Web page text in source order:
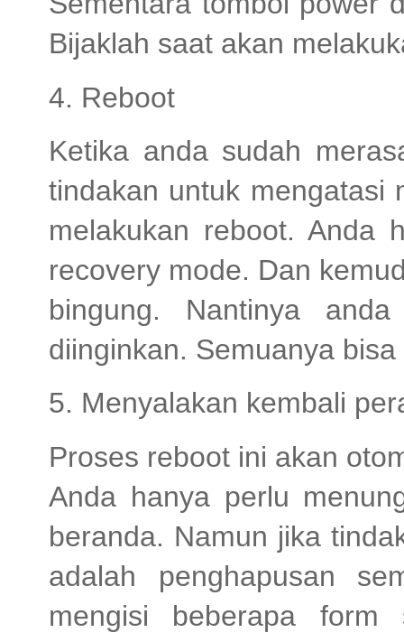
Bijaklah saat akan
4. Reboot
Ketika anda sudah
tindakan untuk mengatasi
melakukan reboot. Anda
recovery mode. Dan
bingung. Nantinya
diinginkan. Semuanya
5. Menyalakan kembali
Proses reboot ini akan
Anda hanya perlu
beranda. Namun jika
adalah penghapusan
mengisi beberapa form